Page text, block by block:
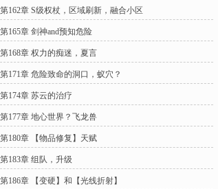
第162章 S级权杖，区域刷新，融合小区
第165章 剑神and预知危险
第168章 权力的痴迷，夏言
第171章 危险致命的洞口，蚁穴？
第174章 苏云的治疗
第177章 地心世界？飞龙兽
第180章 【物品修复】天赋
第183章 组队，升级
第186章 【变硬】和【光线折射】